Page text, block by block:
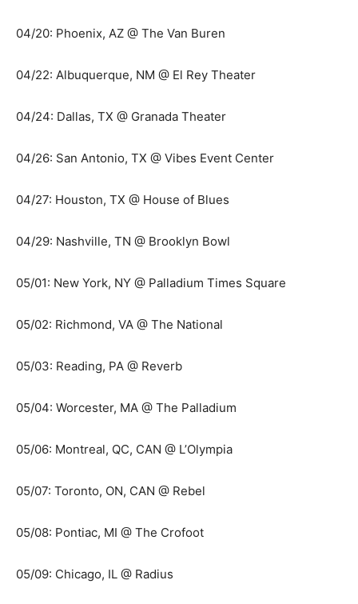
04/20: Phoenix, AZ @ The Van Buren
04/22: Albuquerque, NM @ El Rey Theater
04/24: Dallas, TX @ Granada Theater
04/26: San Antonio, TX @ Vibes Event Center
04/27: Houston, TX @ House of Blues
04/29: Nashville, TN @ Brooklyn Bowl
05/01: New York, NY @ Palladium Times Square
05/02: Richmond, VA @ The National
05/03: Reading, PA @ Reverb
05/04: Worcester, MA @ The Palladium
05/06: Montreal, QC, CAN @ L’Olympia
05/07: Toronto, ON, CAN @ Rebel
05/08: Pontiac, MI @ The Crofoot
05/09: Chicago, IL @ Radius